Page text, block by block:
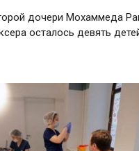
дочери Мохаммеда
осталось девять